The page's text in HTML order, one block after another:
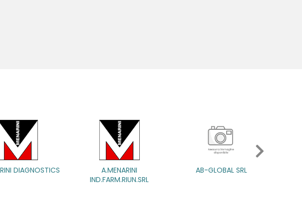
A.MENARINI
AB-GLOBAL SRL ABBATE A&V PHARMA